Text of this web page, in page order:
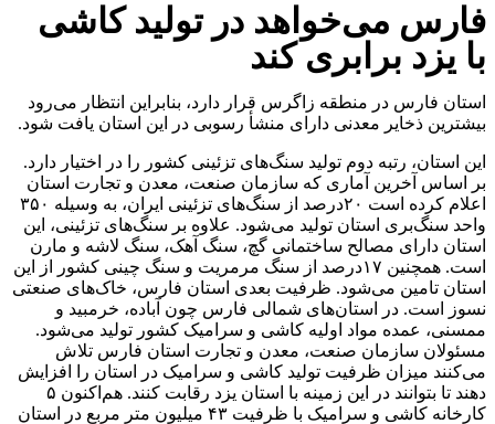
فارس می‌خواهد در تولید کاشی
با یزد برابری کند
استان فارس در منطقه زاگرس قرار دارد، بنابراین انتظار می‌رود
بیشترین ذخایر معدنی دارای منشأ رسوبی در این استان یافت شود.
این استان، رتبه دوم تولید سنگ‌های تزئینی کشور را در اختیار دارد.
بر اساس آخرین آماری که سازمان صنعت، معدن و تجارت استان
اعلام کرده است ۲۰درصد از سنگ‌های تزئینی ایران، به وسیله ۳۵۰
واحد سنگ‌بری استان تولید می‌شود. علاوه بر سنگ‌های تزئینی، این
استان دارای مصالح ساختمانی گچ، سنگ آهک، سنگ لاشه و مارن
است. همچنین ۱۷درصد از سنگ مرمریت و سنگ چینی کشور از این
استان تامین می‌شود. ظرفیت بعدی استان فارس، خاک‌های صنعتی
نسوز است. در استان‌های شمالی فارس چون آباده، خرمبید و
ممسنی، عمده مواد اولیه کاشی و سرامیک کشور تولید می‌شود.
مسئولان سازمان صنعت، معدن و تجارت استان فارس تلاش
می‌کنند میزان ظرفیت تولید کاشی و سرامیک در استان را افزایش
دهند تا بتوانند در این زمینه با استان یزد رقابت کنند. هم‌اکنون ۵
کارخانه کاشی و سرامیک با ظرفیت ۴۳ میلیون متر مربع در استان